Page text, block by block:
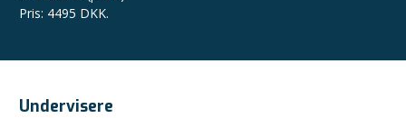
Pris: 4495 DKK.
Undervisere